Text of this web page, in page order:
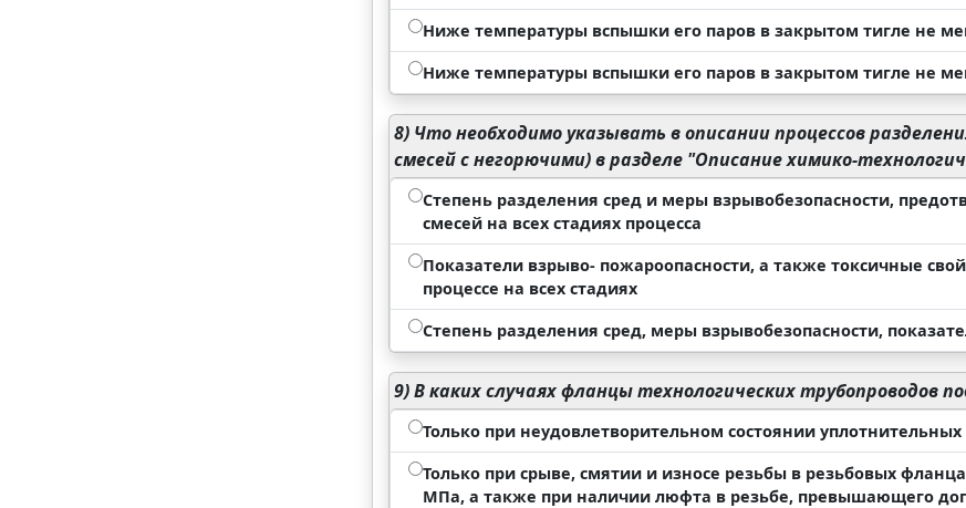
Ниже температуры вспышки его паров в закрытом тигле не
Ниже температуры вспышки его паров в закрытом тигле не
8) Что необходимо указывать в описании процессов
смесей с негорючими) в разделе "Описание химико-
Степень разделения сред и меры взрывобезопасности,
смесей на всех стадиях процесса
Показатели взрыво- пожароопасности, а также токсичные
процессе на всех стадиях
Степень разделения сред, меры взрывобезопасности,
9)В каких случаях фланцы технологических трубопроводов
Только при неудовлетворительном состоянии уплотнительных
Только при срыве, смятии и износе резьбы в резьбовых
МПа, а также при наличии люфта в резьбе, превышающего